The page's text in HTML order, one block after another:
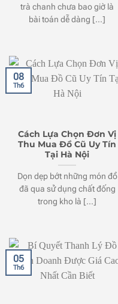
trà chanh chưa bao giờ là
bài toán dễ dàng [...]
Cách Lựa Chọn Đơn Vị
Thu Mua Đồ Cũ Uy Tín
Tại Hà Nội
Dọn dẹp bớt những món đồ
đã qua sử dụng chất đống
trong kho là [...]
08
Th6
05
Th6